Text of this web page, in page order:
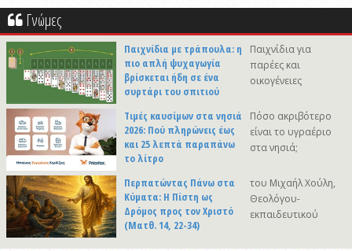
Γνώμες
Παιχνίδια με τράπουλα: η
πιο απλή ψυχαγωγία
βρίσκεται ήδη σε ένα
συρτάρι του σπιτιού
Παιχνίδια για
παρέες και
οικογένειες
Τιμές καυσίμων στα νησιά
2026: Πού πληρώνεις έως
και 25 λεπτά παραπάνω
το λίτρο
Πόσο ακριβότερο
είναι το υγραέριο
στα νησιά;
Περπατώντας Πάνω στα
Κύματα: Η Πίστη ως
Δρόμος προς τον Χριστό
(Ματθ. 14, 22-34)
του Μιχαήλ Χούλη,
Θεολόγου-
εκπαιδευτικού